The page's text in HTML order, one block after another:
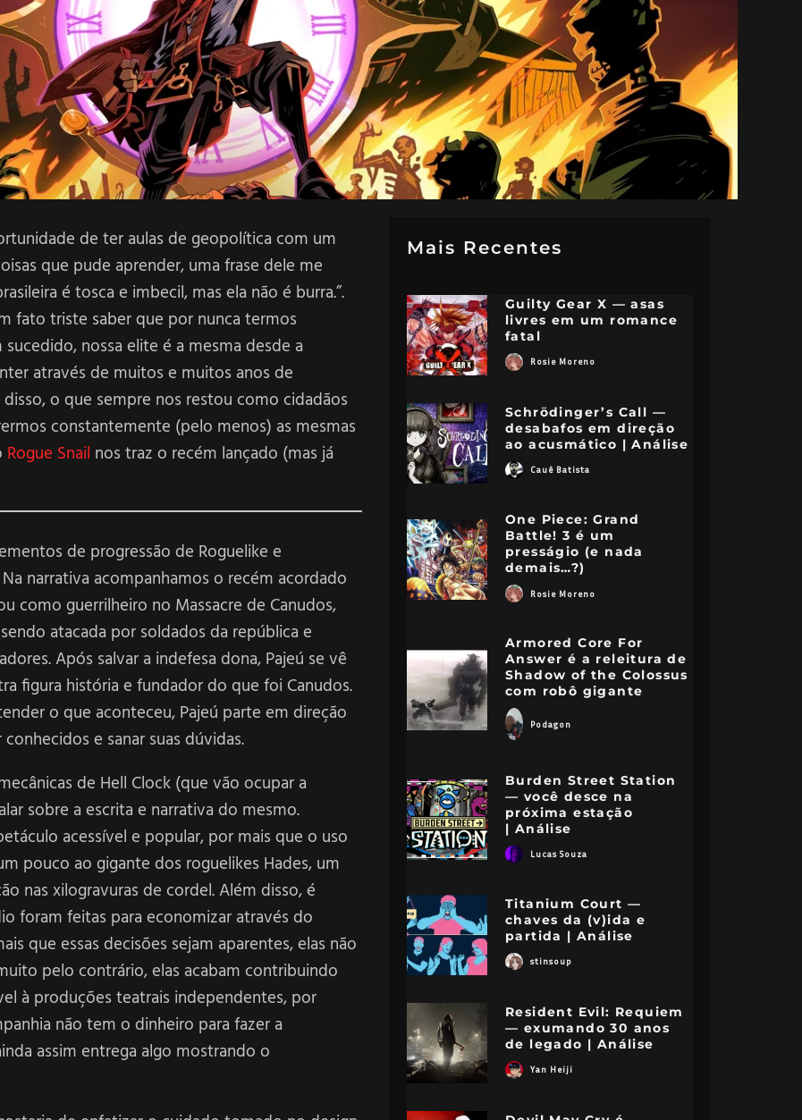
de ter aulas de geopolítica com um
que pude aprender, uma frase dele me
é tosca e imbecil, mas ela não é burra.”.
fato triste saber que por nunca termos
nossa elite é a mesma desde a
através de muitos e muitos anos de
disso, o que sempre nos restou como cidadãos
constantemente (pelo menos) as mesmas
Rogue Snail nos traz o recém lançado (mas já
de progressão de Roguelike e
narrativa acompanhamos o recém acordado
como guerrilheiro no Massacre de Canudos,
atacada por soldados da república e
Após salvar a indefesa dona, Pajeú se vê
figura história e fundador do que foi Canudos.
o que aconteceu, Pajeú parte em direção
e sanar suas dúvidas.
de Hell Clock (que vão ocupar a
sobre a escrita e narrativa do mesmo.
acessível e popular, por mais que o uso
pouco ao gigante dos roguelikes Hades, um
nas xilogravuras de cordel. Além disso, é
foram feitas para economizar através do
que essas decisões sejam aparentes, elas não
pelo contrário, elas acabam contribuindo
à produções teatrais independentes, por
não tem o dinheiro para fazer a
assim entrega algo mostrando o
Mais Recentes
Guilty Gear X — asas
livres em um romance
fatal
Rosie Moreno
Schrödinger’s Call —
desabafos em direção
ao acusmático | Análise
Cauê Batista
One Piece: Grand
Battle! 3 é um
presságio (e nada
demais…?)
Rosie Moreno
Armored Core For
Answer é a releitura de
Shadow of the Colossus
com robô gigante
Podagon
Burden Street Station
— você desce na
próxima estação
| Análise
Lucas Souza
Titanium Court —
chaves da (v)ida e
partida | Análise
stinsoup
Resident Evil: Requiem
— exumando 30 anos
de legado | Análise
Yan Heiji